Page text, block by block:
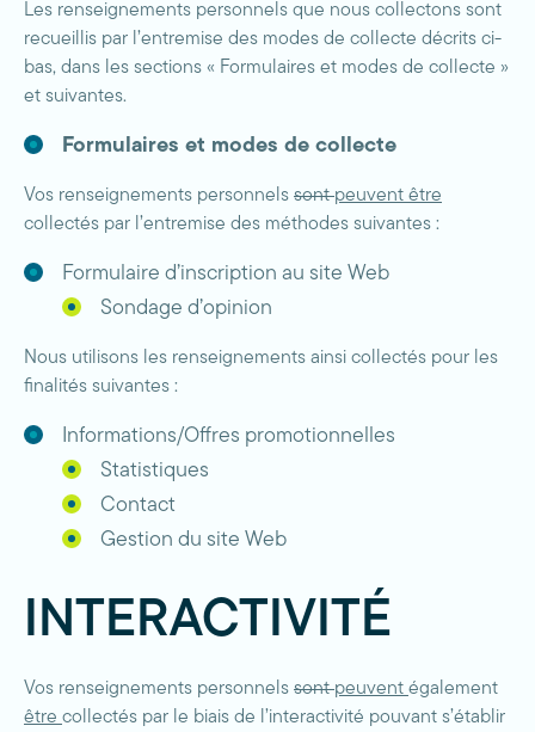
Les renseignements personnels que nous collectons sont
recueillis par l’entremise des modes de collecte décrits ci-
bas, dans les sections « Formulaires et modes de collecte »
et suivantes.
Formulaires et modes de collecte
Vos renseignements personnels sontpeuvent être
collectés par l’entremise des méthodes suivantes :
Formulaire d’inscription au site Web
Sondage d’opinion
Nous utilisons les renseignements ainsi collectés pour les
finalités suivantes :
Informations/Offres promotionnelles
Statistiques
Contact
Gestion du site Web
INTERACTIVITÉ
Vos renseignements personnels sontpeuvent également
être collectés par le biais de l’interactivité pouvant s’établir